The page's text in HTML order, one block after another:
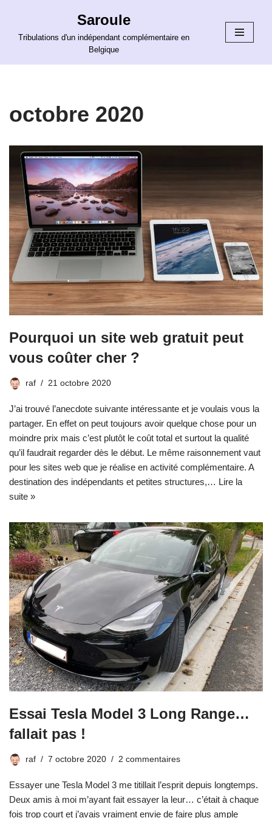
Aller
Saroule
Tribulations d'un indépendant complémentaire en
Belgique
octobre 2020
Pourquoi un site web gratuit peut
vous coûter cher ?
raf 21 octobre 2020
J’ai trouvé l’anecdote suivante intéressante et je voulais vous la
partager. En effet on peut toujours avoir quelque chose pour un
moindre prix mais c’est plutôt le coût total et surtout la qualité
qu’il faudrait regarder dès le début. Le même raisonnement vaut
pour les sites web que je réalise en activité complémentaire. A
destination des indépendants et petites structures,… Lire la
suite »
Essai Tesla Model 3 Long Range…
fallait pas !
raf 7 octobre 2020 2 commentaires
Essayer une Tesla Model 3 me titillait l’esprit depuis longtemps.
Deux amis à moi m’ayant fait essayer la leur… c’était à chaque
fois trop court et j’avais vraiment envie de faire plus ample